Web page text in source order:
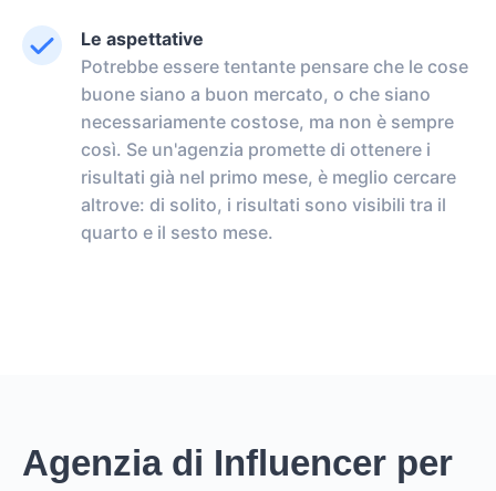
Le aspettative
Potrebbe essere tentante pensare che le cose
buone siano a buon mercato, o che siano
necessariamente costose, ma non è sempre
così. Se un'agenzia promette di ottenere i
risultati già nel primo mese, è meglio cercare
altrove: di solito, i risultati sono visibili tra il
quarto e il sesto mese.
Agenzia di Influencer per